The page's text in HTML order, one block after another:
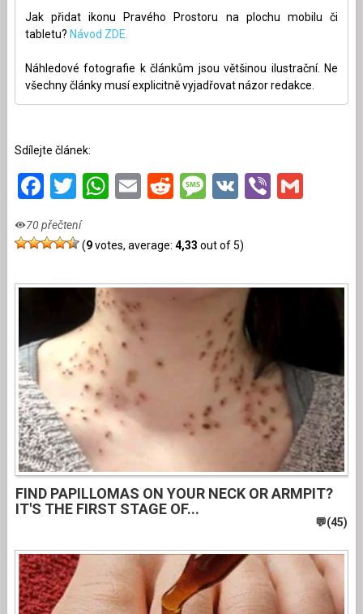
Jak přidat ikonu Pravého Prostoru na plochu mobilu či
tabletu? Návod ZDE.
Náhledové fotografie k článkům jsou většinou ilustrační. Ne
všechny články musí explicitně vyjadřovat názor redakce.
Sdílejte článek:
Facebook
Twitter
WhatsApp
EmailRedditMessage
VKViber
70 přečtení
(9votes, average: 4,33 out of 5)
FIND PAPILLOMAS ON YOUR NECK OR ARMPIT?
IT'S THE FIRST STAGE OF...